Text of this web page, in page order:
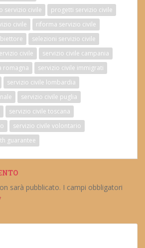
servizio civile
progetti servizio civile
civile
riforma servizio civile
selezioni servizio civile
civile
servizio civile campania
romagna
servizio civile immigrati
servizio civile lombardia
servizio civile puglia
servizio civile toscana
servizio civile volontario
guarantee
sarà pubblicato. I campi obbligatori